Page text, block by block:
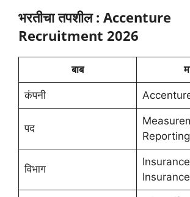
भरतीचा तपशील : Accenture
Recruitment 2026
बाब
कंपनी
पद
विभाग